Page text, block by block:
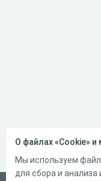
О файлах «Cookie»
Мы используем
для сбора и